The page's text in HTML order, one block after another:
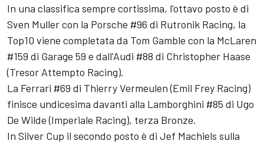
In una classifica sempre cortissima, l'ottavo posto è di
Sven Muller con la Porsche #96 di Rutronik Racing, la
Top10 viene completata da Tom Gamble con la McLaren
#159 di Garage 59 e dall'Audi #88 di Christopher Haase
(Tresor Attempto Racing).
La Ferrari #69 di Thierry Vermeulen (Emil Frey Racing)
finisce undicesima davanti alla Lamborghini #85 di Ugo
De Wilde (Imperiale Racing), terza Bronze.
In Silver Cup il secondo posto è di Jef Machiels sulla